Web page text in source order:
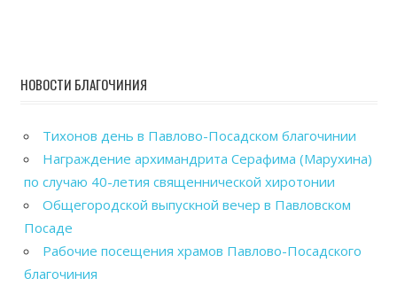
НОВОСТИ БЛАГОЧИНИЯ
Тихонов день в Павлово-Посадском благочинии
Награждение архимандрита Серафима (Марухина)
по случаю 40-летия священнической хиротонии
Общегородской выпускной вечер в Павловском
Посаде
Рабочие посещения храмов Павлово-Посадского
благочиния